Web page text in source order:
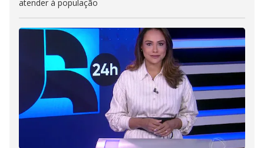
atender à população